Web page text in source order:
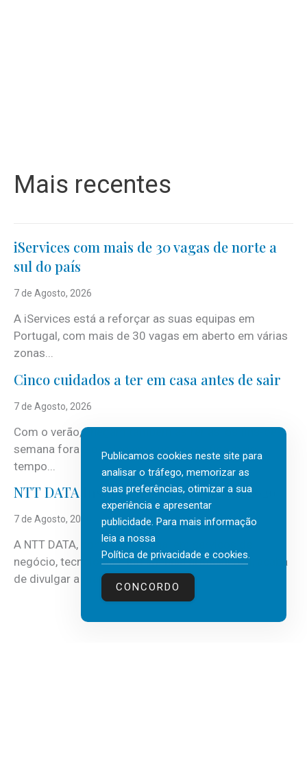
Mais recentes
iServices com mais de 30 vagas de norte a
sul do país
7 de Agosto, 2026
A iServices está a reforçar as suas equipas em
Portugal, com mais de 30 vagas em aberto em várias
zonas...
Cinco cuidados a ter em casa antes de sair
7 de Agosto, 2026
Com o verão, chegam também as férias, os fins-de-
semana fora e os dias em que a casa fica mais
tempo...
NTT DATA Insurtech Global Outlook 2026
7 de Agosto, 2026
A NTT DATA, consultora global em serviços de
negócio, tecnologia e inteligência artificial (IA), acaba
de divulgar a mais recente...
Publicamos cookies neste site para
analisar o tráfego, memorizar as
suas preferências, otimizar a sua
experiência e apresentar
publicidade. Para mais informação
leia a nossa
Política de privacidade e cookies.
CONCORDO